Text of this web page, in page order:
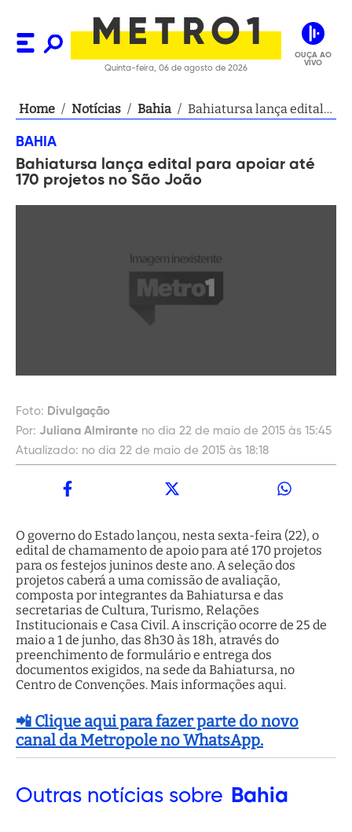
Quinta-feira, 06 de agosto de 2026
OUÇA AO
VIVO
Home / Notícias / Bahia / Bahiatursa lança edital
BAHIA
Bahiatursa lança edital para apoiar até
170 projetos no São João
Foto: Divulgação
Por: Juliana Almirante no dia 22 de maio de 2015 às 15:45
Atualizado: no dia 22 de maio de 2015 às 18:18
O governo do Estado lançou, nesta sexta-feira (22), o
edital de chamamento de apoio para até 170 projetos
para os festejos juninos deste ano. A seleção dos
projetos caberá a uma comissão de avaliação,
composta por integrantes da Bahiatursa e das
secretarias de Cultura, Turismo, Relações
Institucionais e Casa Civil. A inscrição ocorre de 25 de
maio a 1 de junho, das 8h30 às 18h, através do
preenchimento de formulário e entrega dos
documentos exigidos, na sede da Bahiatursa, no
Centro de Convenções. Mais informações aqui.
📲 Clique aqui para fazer parte do novo
canal da Metropole no WhatsApp.
Outras notícias sobre Bahia